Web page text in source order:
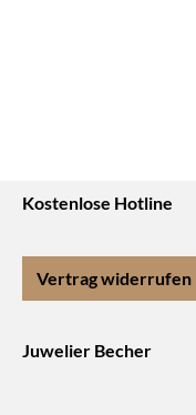
Kostenlose Hotline
Vertrag widerrufen
Juwelier Becher